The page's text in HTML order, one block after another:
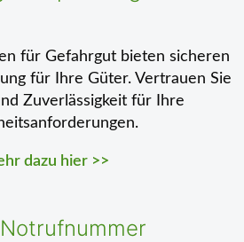
für Gefahrgut bieten sicheren
für Ihre Güter. Vertrauen Sie
Zuverlässigkeit für Ihre
dazu hier >>